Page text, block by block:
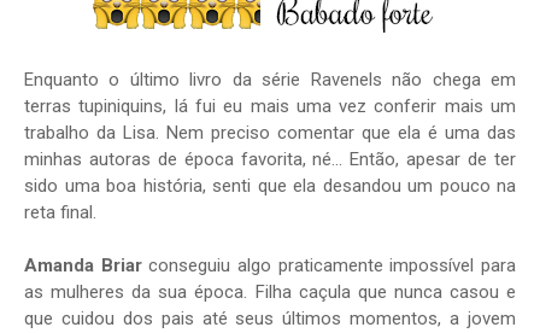
Enquanto o último livro da série Ravenels não chega em
terras tupiniquins, lá fui eu mais uma vez conferir mais um
trabalho da Lisa. Nem preciso comentar que ela é uma das
minhas autoras de época favorita, né... Então, apesar de ter
sido uma boa história, senti que ela desandou um pouco na
reta final.
Amanda Briarconseguiu algo praticamente impossível para
as mulheres da sua época. Filha caçula que nunca casou e
que cuidou dos pais até seus últimos momentos, a jovem